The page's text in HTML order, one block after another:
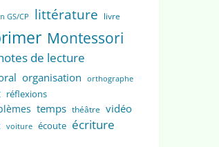
GS/CP littérature livre
Montessori
de lecture
organisation orthographe
réflexions
temps théâtre vidéo
voiture écoute écriture